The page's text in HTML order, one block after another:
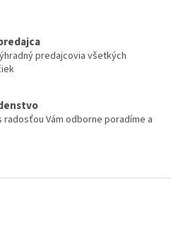
predajcovia všetkých
radosťou Vám odborne poradíme a